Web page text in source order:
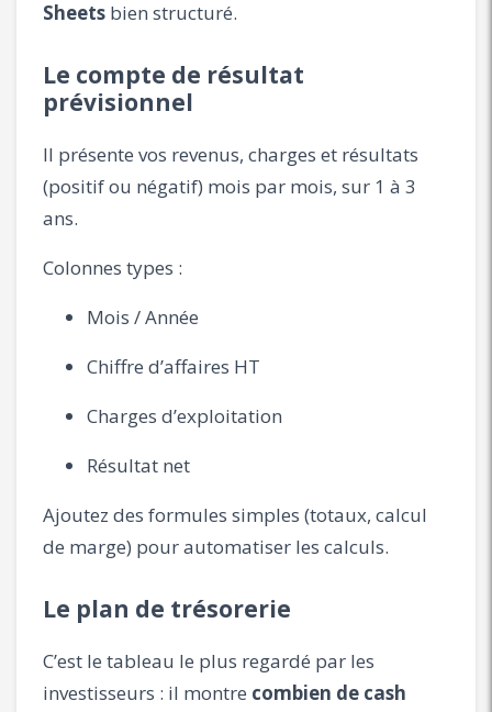
Sheets bien structuré.
Le compte de résultat
prévisionnel
Il présente vos revenus, charges et résultats
(positif ou négatif) mois par mois, sur 1 à 3
ans.
Colonnes types :
Mois / Année
Chiffre d’affaires HT
Charges d’exploitation
Résultat net
Ajoutez des formules simples (totaux, calcul
de marge) pour automatiser les calculs.
Le plan de trésorerie
C’est le tableau le plus regardé par les
investisseurs : il montre combien de cash